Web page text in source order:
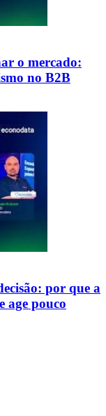
o mercado:
no B2B
por que a
age pouco